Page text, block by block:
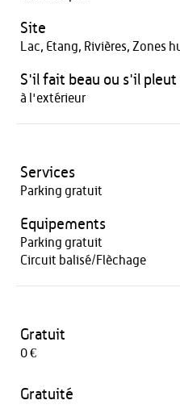
Site
Lac, Etang, Rivières, Zones
S'il fait beau ou s'il pleut
à l'extérieur
Services
Parking gratuit
Equipements
Parking gratuit
Circuit balisé/Flèchage
Gratuit
0 €
Gratuité